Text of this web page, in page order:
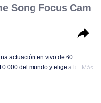
Song Focus Cam
actuación en vivo de 60
del mundo y elige a los
Más